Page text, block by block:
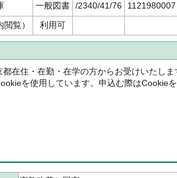
一般図書 /2340/41/76
1121980007
覧） 利用可
都在住・在勤・在学の方からお受けいたしま
を使用しています。申込む際はCookie